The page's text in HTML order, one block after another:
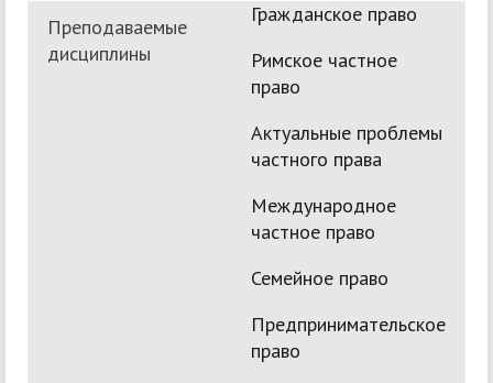
Преподаваемые
дисциплины
Гражданское право
Римское частное
право
Актуальные проблемы
частного права
Международное
частное право
Семейное право
Предпринимательское
право